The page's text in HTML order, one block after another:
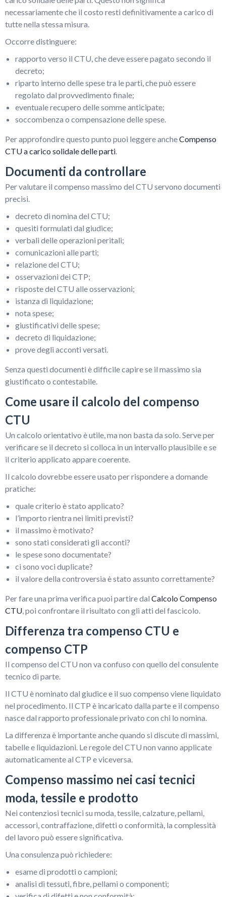
necessariamente che il costo resti definitivamente a carico di
tutte nella stessa misura.
Occorre distinguere:
rapporto verso il CTU, che deve essere pagato secondo il
decreto;
riparto interno delle spese tra le parti, che può essere
regolato dal provvedimento finale;
eventuale recupero delle somme anticipate;
soccombenza o compensazione delle spese.
Per approfondire questo punto puoi leggere ancheCompenso
CTU a carico solidale delle parti
Documenti da controllare
Per valutare il compenso massimo del CTU servono documenti
precisi.
decreto di nomina del CTU;
quesiti formulati dal giudice;
verbali delle operazioni peritali;
comunicazioni alle parti;
relazione del CTU;
osservazioni dei CTP;
risposte del CTU alle osservazioni;
istanza di liquidazione;
nota spese;
giustificativi delle spese;
decreto di liquidazione;
prove degli acconti versati.
Senza questi documenti è difficile capire se il massimo sia
giustificato o contestabile.
Come usare il calcolo del compenso
CTU
Un calcolo orientativo è utile, ma non basta da solo. Serve per
verificare se il decreto si colloca in un intervallo plausibile e se
il criterio applicato appare coerente.
Il calcolo dovrebbe essere usato per rispondere a domande
pratiche:
quale criterio è stato applicato?
l’importo rientra nei limiti previsti?
il massimo è motivato?
sono stati considerati gli acconti?
le spese sono documentate?
ci sono voci duplicate?
il valore della controversia è stato assunto correttamente?
Per fare una prima verifica puoi partire dal Calcolo Compenso
CTU , poi confrontare il risultato con gli atti del fascicolo.
Differenza tra compenso CTU e
compenso CTP
Il compenso del CTU non va confuso con quello del consulente
tecnico di parte.
Il CTU è nominato dal giudice e il suo compenso viene liquidato
nel procedimento. Il CTP è incaricato dalla parte e il compenso
nasce dal rapporto professionale privato con chi lo nomina.
La differenza è importante anche quando si discute di massimi,
tabelle e liquidazioni. Le regole del CTU non vanno applicate
automaticamente al CTP e viceversa.
Compenso massimo nei casi tecnici
moda, tessile e prodotto
Nei contenziosi tecnici su moda, tessile, calzature, pellami,
accessori, contraffazione, difetti o conformità, la complessità
del lavoro può essere significativa.
Una consulenza può richiedere:
esame di prodotti o campioni;
analisi di tessuti, fibre, pellami o componenti;